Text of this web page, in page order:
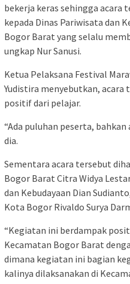
bekerja keras sehingga acara
kepada Dinas Pariwisata dan
Bogor Barat yang selalu
ungkap Nur Sanusi.
Ketua Pelaksana Festival
Yudistira menyebutkan,
positif dari pelajar.
“Ada puluhan peserta,
dia.
Sementara acara tersebut
Bogor Barat Citra Widya
dan Kebudayaan Dian
Kota Bogor Rivaldo Surya
“Kegiatan ini berdampak
Kecamatan Bogor Barat
dimana kegiatan ini bagian
kalinya dilaksanakan di